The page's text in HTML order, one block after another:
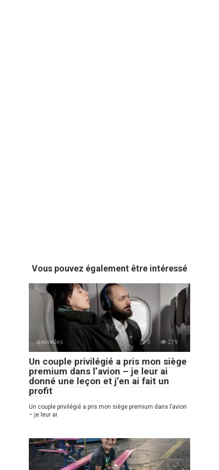
Vous pouvez également être intéressé
Nouvelles 0 279
Un couple privilégié a pris mon siège
premium dans l’avion – je leur ai
donné une leçon et j’en ai fait un
profit
Un couple privilégié a pris mon siège premium dans l’avion
– je leur ai